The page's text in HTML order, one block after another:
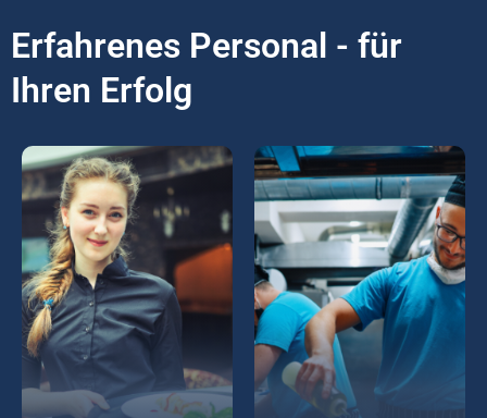
Erfahrenes Personal - für
Ihren Erfolg